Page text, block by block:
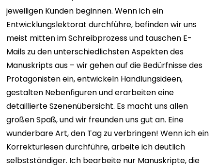
jeweiligen Kunden beginnen.Wenn ich ein
Entwicklungslektorat durchführe, befinden wir uns
meist mitten im Schreibprozess und tauschen E-
Mails zu den unterschiedlichsten Aspekten des
Manuskripts aus – wir gehen auf die Bedürfnisse des
Protagonisten ein, entwickeln Handlungsideen,
gestalten Nebenfiguren und erarbeiten eine
detaillierte Szenenübersicht. Es macht uns allen
großen Spaß, und wir freunden uns gut an. Eine
wunderbare Art, den Tag zu verbringen! Wenn ich ein
Korrekturlesen durchführe, arbeite ich deutlich
selbstständiger. Ich bearbeite nur Manuskripte, die